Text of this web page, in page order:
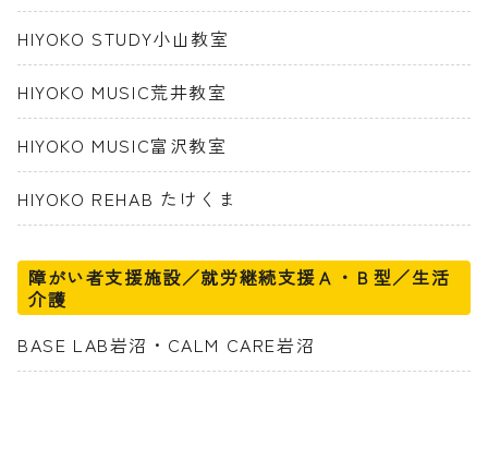
HIYOKO STUDY小山教室
HIYOKO MUSIC荒井教室
HIYOKO MUSIC富沢教室
HIYOKO REHAB たけくま
障がい者支援施設／就労継続支援Ａ・Ｂ型／生活
介護
BASE LAB岩沼・CALM CARE岩沼